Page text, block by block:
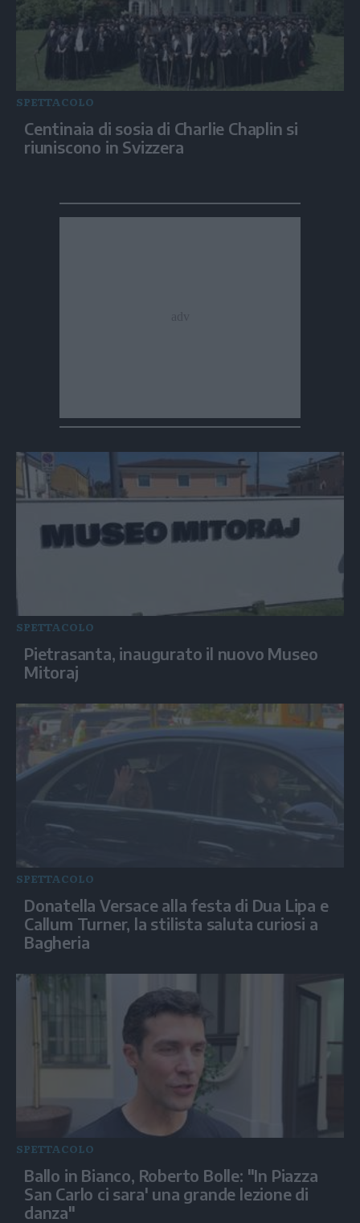
SPETTACOLO
Centinaia di sosia di Charlie Chaplin si
riuniscono in Svizzera
SPETTACOLO
Pietrasanta, inaugurato il nuovo Museo
Mitoraj
SPETTACOLO
Donatella Versace alla festa di Dua Lipa e
Callum Turner, la stilista saluta curiosi a
Bagheria
SPETTACOLO
Ballo in Bianco, Roberto Bolle: "In Piazza
San Carlo ci sara' una grande lezione di
danza"